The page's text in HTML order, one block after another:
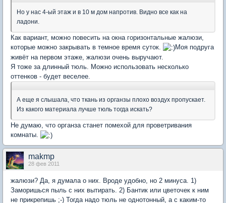
Но у нас 4-ый этаж и в 10 м дом напротив. Видно все как на
ладони.
Как вариант, можно повесить на окна горизонтальные жалюзи,
которые можно закрывать в темное время суток.
Моя подруга
живёт на первом этаже, жалюзи очень выручают.
Я тоже за длинный тюль. Можно использовать несколько
оттенков - будет веселее.
А еще я слышала, что ткань из органзы плохо воздух пропускает.
Из какого материала лучше тюль тогда искать?
Не думаю, что органза станет помехой для проветривания
комнаты.
makmp
28 фев 2011
жалюзи? Да, я думала о них. Вроде удобно, но 2 минуса. 1)
Заморишься пыль с них вытирать. 2) Бантик или цветочек к ним
не прикрепишь ;-) Тогда надо тюль не однотонный, а с каким-то